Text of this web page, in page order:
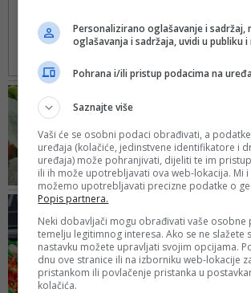
sakupljen
naljepnica
prilikom
više na
...
Kompanija
Donjem
često zovu
intenzivne
boje
Bingo
podršku
U 2020.
Personalizirano oglašavanje i sadržaj,
oglašavanja i sadržaja, uvidi u publiku
Pohrana i/ili pristup podacima na
Saznajte više
Vaši će se osobni podaci obrađivati, a
uređaja (kolačiće, jedinstvene identifikatore i
uređaja) može pohranjivati, dijeliti te im
ili ih može upotrebljavati ova web-lokacija. Mi
možemo upotrebljavati precizne podatke o
Popis partnera.
Neki dobavljači mogu obrađivati vaše osobne
temelju legitimnog interesa. Ako se ne slažete
nastavku možete upravljati svojim opcijama.
dnu ove stranice ili na izborniku web-lokacije
pristankom ili povlačenje pristanka u
kolačića.